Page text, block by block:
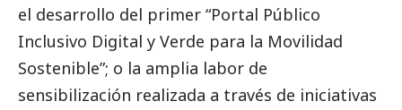
el desarrollo del primer “Portal Público
Inclusivo Digital y Verde para la Movilidad
Sostenible”; o la amplia labor de
sensibilización realizada a través de iniciativas